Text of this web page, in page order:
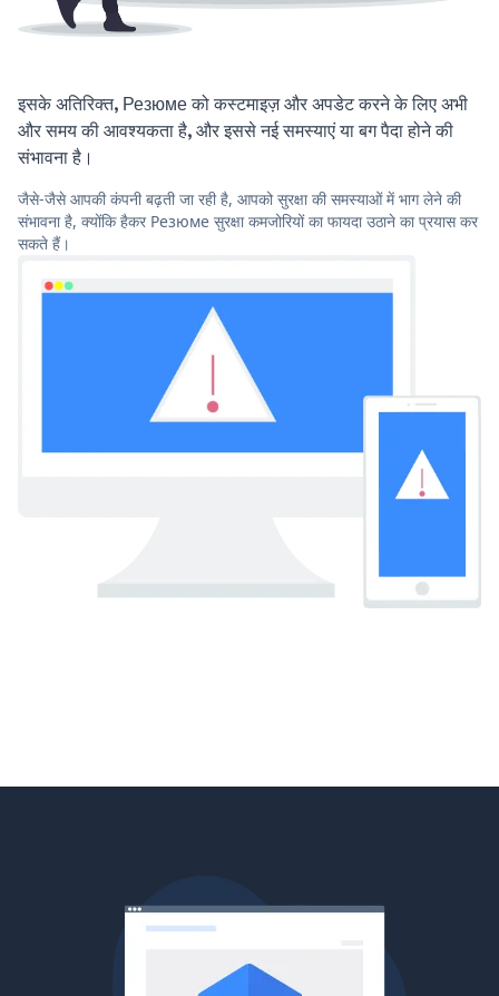
इसके अतिरिक्त, Резюме को कस्टमाइज़ और अपडेट करने के लिए अभी
और समय की आवश्यकता है, और इससे नई समस्याएं या बग पैदा होने की
संभावना है।
जैसे-जैसे आपकी कंपनी बढ़ती जा रही है, आपको सुरक्षा की समस्याओं में भाग लेने की
संभावना है, क्योंकि हैकर Резюме सुरक्षा कमजोरियों का फायदा उठाने का प्रयास कर
सकते हैं।